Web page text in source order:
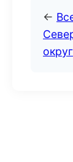
←
округ